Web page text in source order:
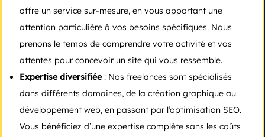
offre un service sur-mesure, en vous apportant une
attention particulière à vos besoins spécifiques. Nous
prenons le temps de comprendre votre activité et vos
attentes pour concevoir un site qui vous ressemble.
Expertise diversifiée: Nos freelances sont spécialisés
dans différents domaines, de la création graphique au
développement web, en passant par l’optimisation SEO.
Vous bénéficiez d’une expertise complète sans les coûts